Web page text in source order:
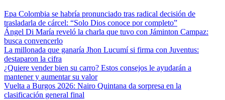
Epa Colombia se habría pronunciado tras radical decisión de
trasladarla de cárcel: “Solo Dios conoce por completo”
Ángel Di María reveló la charla que tuvo con Jáminton Campaz:
busca convencerlo
La millonada que ganaría Jhon Lucumí si firma con Juventus:
destaparon la cifra
¿Quiere vender bien su carro? Estos consejos le ayudarán a
mantener y aumentar su valor
Vuelta a Burgos 2026: Nairo Quintana da sorpresa en la
clasificación general final